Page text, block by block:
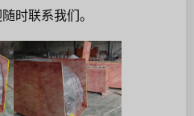
时联系我们。